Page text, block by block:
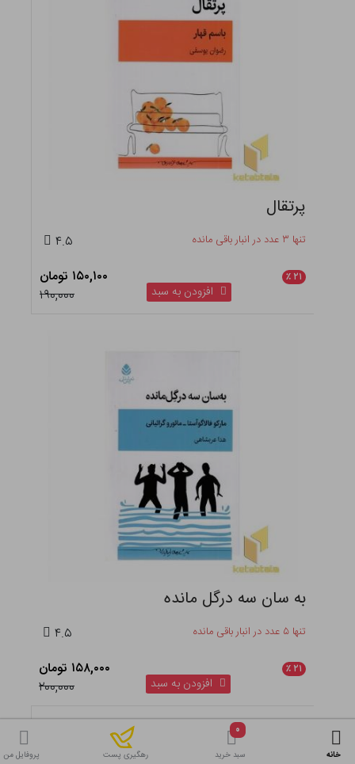
پرتقال
تنها ۳ عدد در انبار باقی مانده ۴.۵
۲۱ ٪
۱۵۰,۱۰۰ تومان
۱۹۰,۰۰۰
افزودن به سبد
به سان سه درگل مانده
تنها ۵ عدد در انبار باقی مانده ۴.۵
۲۱ ٪
۱۵۸,۰۰۰ تومان
۲۰۰,۰۰۰
افزودن به سبد
خانه
۰
سبد خرید رهگیری پست پروفایل من